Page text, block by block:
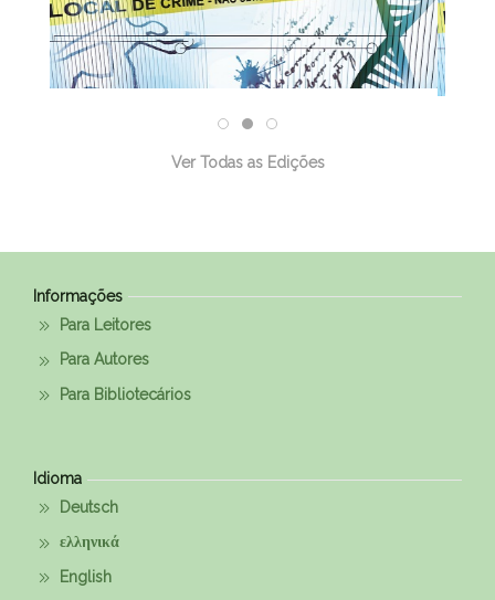
Ver Todas as Edições
Informações
Para Leitores
Para Autores
Para Bibliotecários
Idioma
Deutsch
ελληνικά
English